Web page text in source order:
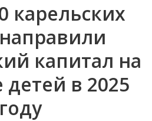
карельских
капитал на
в 2025
году